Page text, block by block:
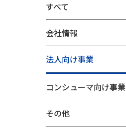
すべて
会社情報
法人向け事業
コンシューマ向け事業
その他